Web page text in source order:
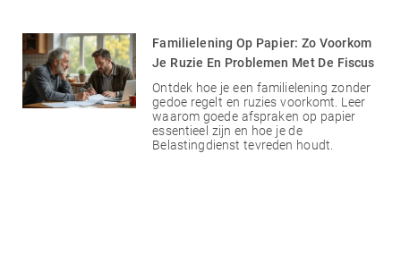
Familielening Op Papier: Zo Voorkom
Je Ruzie En Problemen Met De Fiscus
Ontdek hoe je een familielening zonder
gedoe regelt en ruzies voorkomt. Leer
waarom goede afspraken op papier
essentieel zijn en hoe je de
Belastingdienst tevreden houdt.